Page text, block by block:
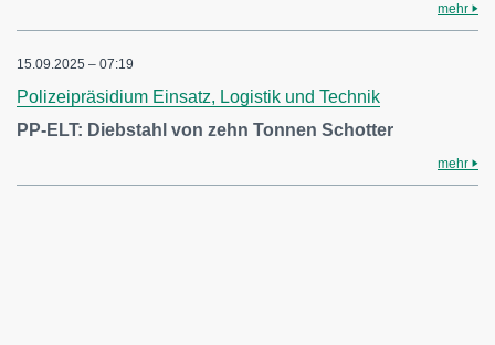
mehr
15.09.2025 – 07:19
Polizeipräsidium Einsatz, Logistik und Technik
PP-ELT: Diebstahl von zehn Tonnen Schotter
mehr